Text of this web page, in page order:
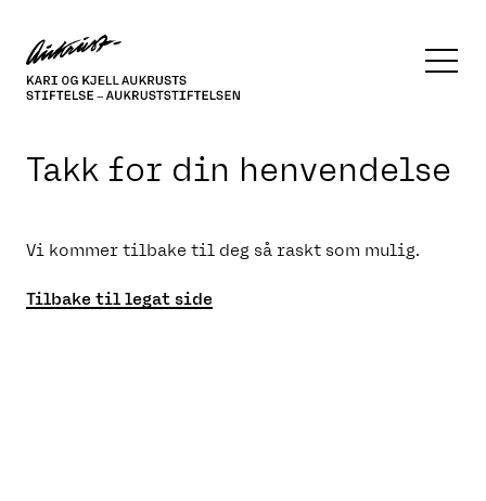
innhold
Takk for din henvendelse
Vi kommer tilbake til deg så raskt som mulig.
Tilbake til legat side